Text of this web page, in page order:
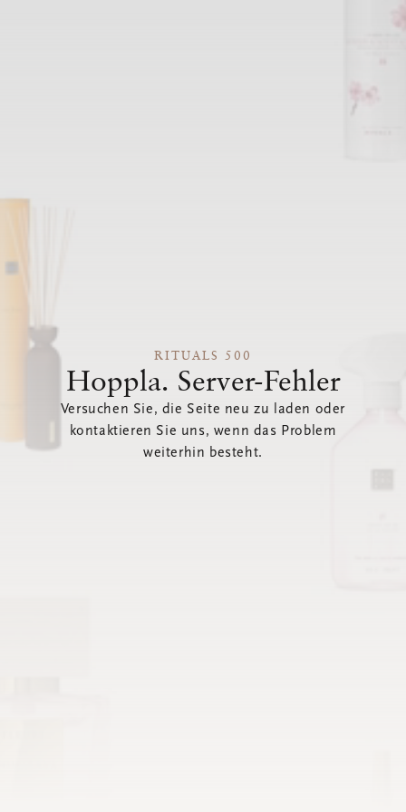
RITUALS 500
Hoppla. Server-Fehler
Versuchen Sie, die Seite neu zu laden oder
kontaktieren Sie uns, wenn das Problem
weiterhin besteht.